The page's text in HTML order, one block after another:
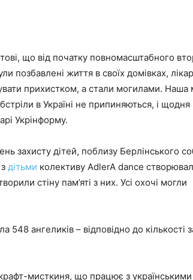
що від початку повномасштабного
позбавлені життя в своїх домівках,
прихистком, а стали могилами. Наша
в Україні не припиняються, і щодня
Укрінформу.
захисту дітей, поблизу Берлінського
дітьми колективу AdlerA dance
стіну пам’яті з них. Усі охочі могли
ангеликів – відповідно до кількості
мисткиня, що працює з українськими